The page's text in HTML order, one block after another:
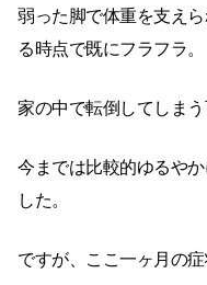
弱った脚で体重を支え
る時点で既にフラフラ。
家の中で転倒してしま
今までは比較的ゆるや
した。
ですが、ここ一ヶ月の症